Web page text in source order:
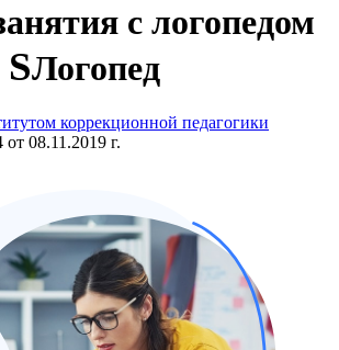
с логопедом
SЛогопед
коррекционной педагогики
08.11.2019 г.